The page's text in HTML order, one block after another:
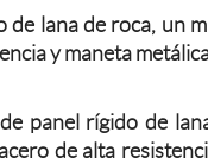
lana de roca, un
y maneta
panel rígido de
de alta